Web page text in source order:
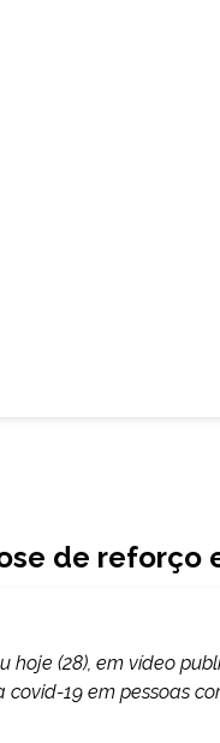
de reforço
(28), em vídeo
19 em pessoas